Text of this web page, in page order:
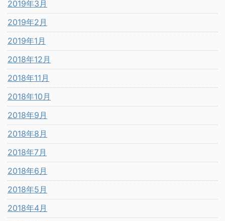
2019年3月
2019年2月
2019年1月
2018年12月
2018年11月
2018年10月
2018年9月
2018年8月
2018年7月
2018年6月
2018年5月
2018年4月